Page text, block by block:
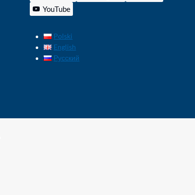
YouTube
Polski
English
Русский